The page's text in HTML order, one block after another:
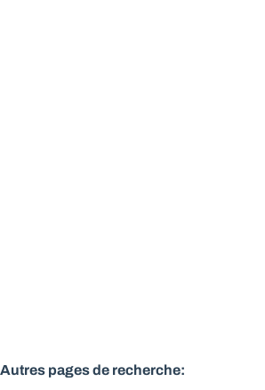
Autres pages de recherche: